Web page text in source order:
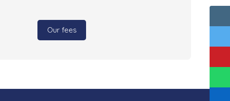
Our fees